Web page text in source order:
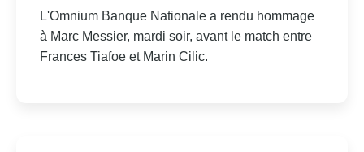
L'Omnium Banque Nationale a rendu hommage
à Marc Messier, mardi soir, avant le match entre
Frances Tiafoe et Marin Cilic.